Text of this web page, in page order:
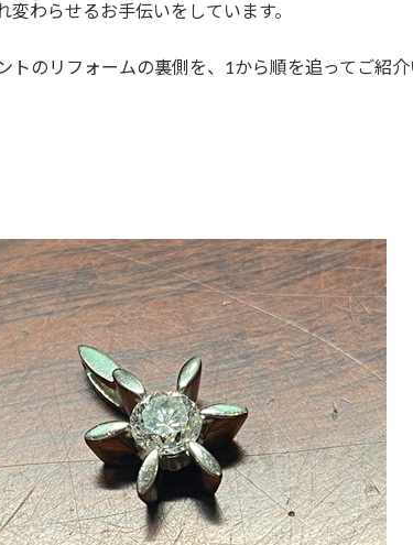
わらせるお手伝いをしています。
のリフォームの裏側を、1から順を追ってご紹介